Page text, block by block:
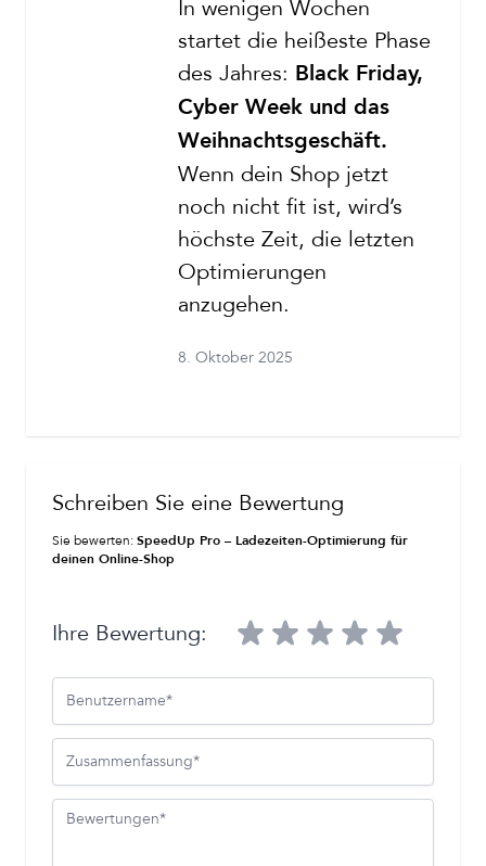
In wenigen Wochen
startet die heißeste Phase
des Jahres: Black Friday,
Cyber Week und das
Weihnachtsgeschäft.
Wenn dein Shop jetzt
noch nicht fit ist, wird’s
höchste Zeit, die letzten
Optimierungen
anzugehen.
8. Oktober 2025
Schreiben Sie eine Bewertung
Sie bewerten: SpeedUp Pro – Ladezeiten-Optimierung für
deinen Online-Shop
Ihre Bewertung:
Benutzername
Zusammenfassung
Bewertungen